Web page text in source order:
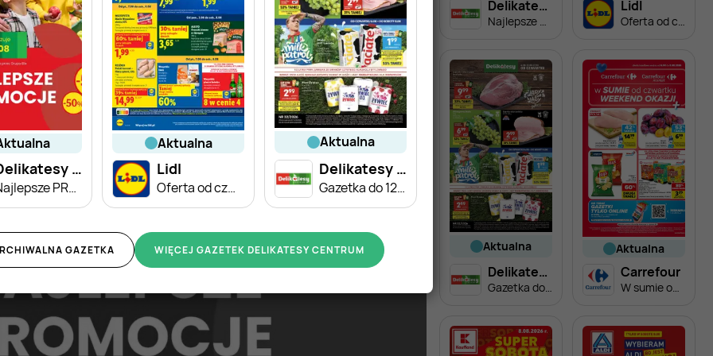
aktualna
Delikatesy Centrum
Najlepsze PROMOCJE do -55%
aktualna
Lidl
Oferta od czwartku
aktualna
Delikatesy Centrum
Gazetka do 12.08
WIĘCEJ GAZETEK DELIKATESY CENTRUM
GAZETKA
Delikatesy Centrum Lidl
aktualna
Delikatesy Centrum
Gazetka do 12.08
aktualna
Carrefour
W sumie od czwartku weekend okazji